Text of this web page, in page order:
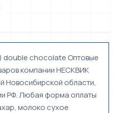
) double chocolate Оптовые
компании НЕСКВИК
Новосибирской области,
РФ. Любая форма оплаты
молоко сухое